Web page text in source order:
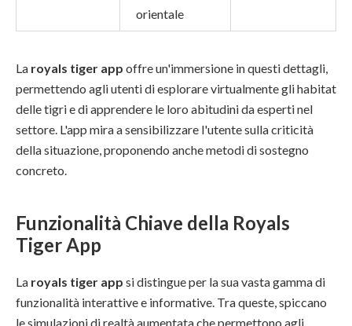
orientale
La royals tiger app offre un'immersione in questi dettagli,
permettendo agli utenti di esplorare virtualmente gli habitat
delle tigri e di apprendere le loro abitudini da esperti nel
settore. L'app mira a sensibilizzare l'utente sulla criticità
della situazione, proponendo anche metodi di sostegno
concreto.
Funzionalità Chiave della Royals
Tiger App
La royals tiger app si distingue per la sua vasta gamma di
funzionalità interattive e informative. Tra queste, spiccano
le simulazioni di realtà aumentata che permettono agli